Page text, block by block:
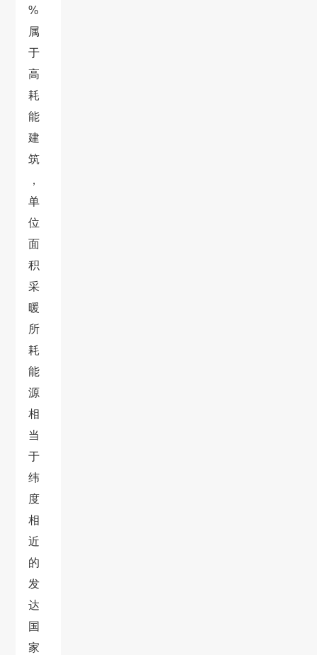
%
属
于
高
耗
能
建
筑
，
单
位
面
积
采
暖
所
耗
能
源
相
当
于
纬
度
相
近
的
发
达
国
家